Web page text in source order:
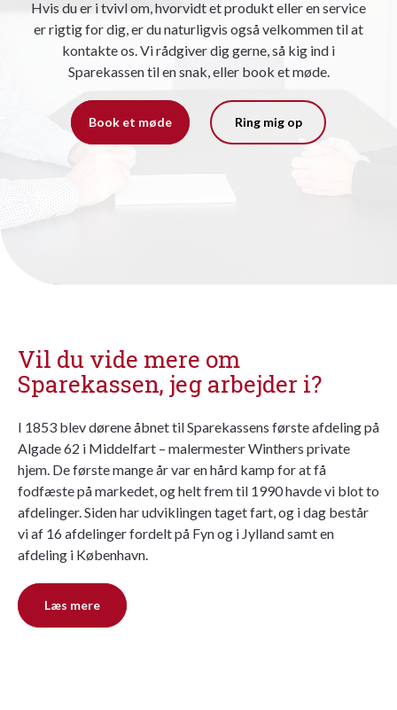
Hvis du er i tvivl om, hvorvidt et produkt eller en service
er rigtig for dig, er du naturligvis også velkommen til at
kontakte os. Vi rådgiver dig gerne, så kig ind i
Sparekassen til en snak, eller book et møde.
Book et møde Ring mig op
Vil du vide mere om
Sparekassen, jeg arbejder i?
I 1853 blev dørene åbnet til Sparekassens første afdeling på
Algade 62 i Middelfart – malermester Winthers private
hjem. De første mange år var en hård kamp for at få
fodfæste på markedet, og helt frem til 1990 havde vi blot to
afdelinger. Siden har udviklingen taget fart, og i dag består
vi af 16 afdelinger fordelt på Fyn og i Jylland samt en
afdeling i København.
Læs mere